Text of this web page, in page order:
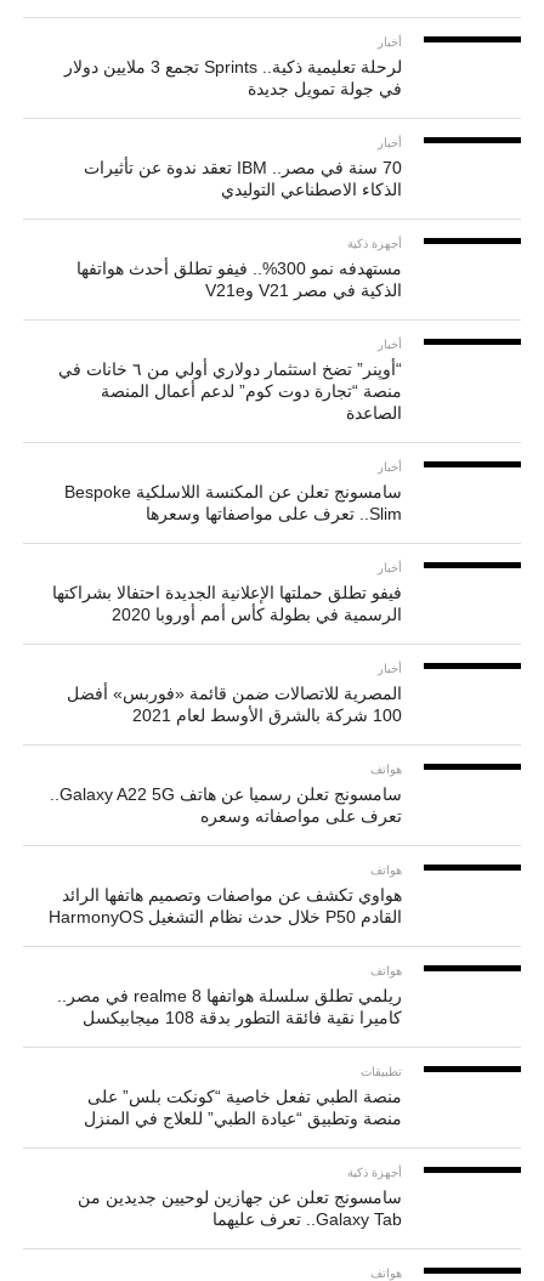
أخبار
لرحلة تعليمية ذكية.. Sprints تجمع 3 ملايين دولار
في جولة تمويل جديدة
أخبار
70 سنة في مصر.. IBM تعقد ندوة عن تأثيرات
الذكاء الاصطناعي التوليدي
أجهزة ذكية
مستهدفه نمو 300%.. فيفو تطلق أحدث هواتفها
الذكية في مصر V21 وV21e
أخبار
“أوپنر” تضخ استثمار دولاري أولي من ٦ خانات في
منصة “تجارة دوت كوم” لدعم أعمال المنصة
الصاعدة
أخبار
سامسونج تعلن عن المكنسة اللاسلكية Bespoke
Slim.. تعرف على مواصفاتها وسعرها
أخبار
فيفو تطلق حملتها الإعلانية الجديدة احتفالا بشراكتها
الرسمية في بطولة كأس أمم أوروبا 2020
أخبار
المصرية للاتصالات ضمن قائمة «فوربس» أفضل
100 شركة بالشرق الأوسط لعام 2021
هواتف
تعرف على مواصفاته وسعره
هواتف
هواوي تكشف عن مواصفات وتصميم هاتفها الرائد
القادم P50 خلال حدث نظام التشغيل HarmonyOS
هواتف
ريلمي تطلق سلسلة هواتفها realme 8 في مصر..
كاميرا نقية فائقة التطور بدقة 108 ميجابيكسل
تطبيقات
منصة الطبي تفعل خاصية “كونكت بلس” على
منصة وتطبيق “عيادة الطبي” للعلاج في المنزل
أجهزة ذكية
سامسونج تعلن عن جهازين لوحيين جديدين من
Galaxy Tab.. تعرف عليهما
هواتف